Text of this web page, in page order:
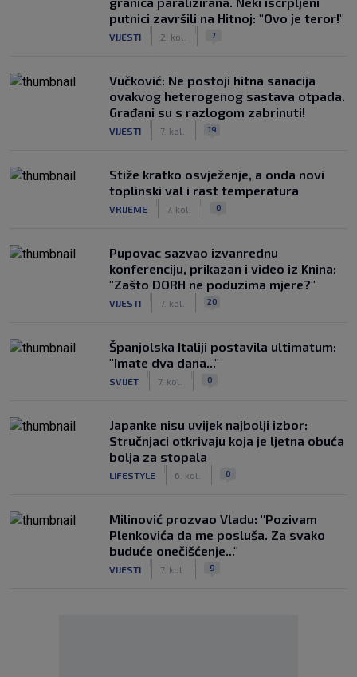
putnici završili na Hitnoj: "Ovo je teror!"
VIJESTI 2. kol. 7
Vučković: Ne postoji hitna sanacija
ovakvog heterogenog sastava otpada.
Građani su s razlogom zabrinuti!
VIJESTI 7. kol. 19
Stiže kratko osvježenje, a onda novi
toplinski val i rast temperatura
VRIJEME 7. kol. 0
Pupovac sazvao izvanrednu
konferenciju, prikazan i video iz Knina:
"Zašto DORH ne poduzima mjere?"
VIJESTI 7. kol. 20
Španjolska Italiji postavila ultimatum:
"Imate dva dana..."
SVIJET 7. kol. 0
Japanke nisu uvijek najbolji izbor:
Stručnjaci otkrivaju koja je ljetna obuća
bolja za stopala
LIFESTYLE 6. kol. 0
Milinović prozvao Vladu: "Pozivam
Plenkovića da me posluša. Za svako
buduće onečišćenje..."
VIJESTI 7. kol. 9